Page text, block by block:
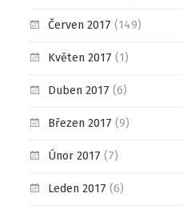
Červen 2017 (149)
Květen 2017 (1)
Duben 2017 (6)
Březen 2017 (9)
Únor 2017 (7)
Leden 2017 (6)